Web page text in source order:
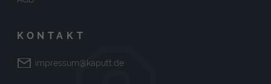
KONTAKT
impressum@kaputt.de